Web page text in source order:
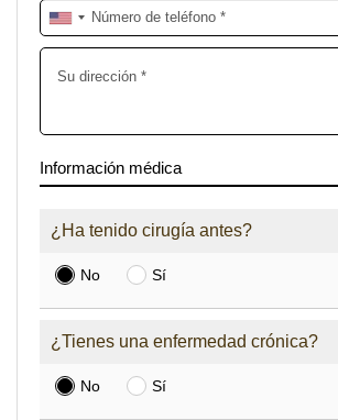
Información médica
¿Ha tenido cirugía antes?
No Sí
¿Tienes una enfermedad crónica?
No Sí